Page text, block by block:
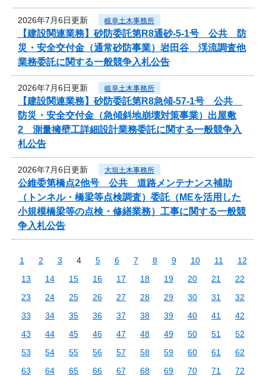
2026年7月6日更新 岐阜土木事務所
【建設関連業務】砂防委託第R8通砂-5-1号 公共 防
災・安全交付金（通常砂防事業）岩田谷 渓流調査他
業務委託に関する一般競争入札公告
2026年7月6日更新 岐阜土木事務所
【建設関連業務】砂防委託第R8急傾-57-1号 公共
防災・安全交付金（急傾斜地崩壊対策事業）出屋敷
2 測量擁壁工詳細設計業務委託に関する一般競争入
札公告
2026年7月6日更新 大垣土木事務所
公維委第橋点2他号 公共 道路メンテナンス補助
（トンネル・橋梁等点検調査）委託（MEを活用した
小規模橋梁等の点検・修繕業務）工事に関する一般競
争入札公告
1 2 3 4 5 6 7 8 9 10 11
12
13
14 15 16 17 18 19 20 21
22
23
24 25 26 27 28 29 30 31
32
33
34 35 36 37 38 39 40 41
42
43
44 45 46 47 48 49 50 51
52
53
54 55 56 57 58 59 60 61
62
63
64 65 66 67 68 69 70 71
72